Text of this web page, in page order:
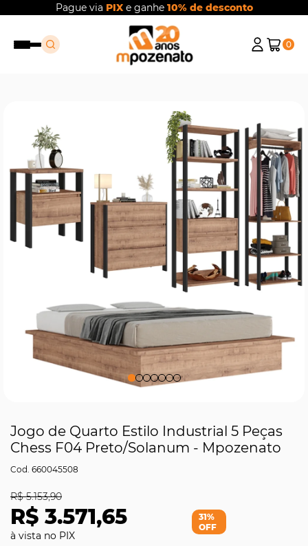
Pague via PIXe ganhe 10% de desconto
0
Jogo de Quarto Estilo Industrial 5 Peças
Chess F04 Preto/Solanum - Mpozenato
660045508
R$ 3.571,65
R$ 5.153,90
31%
OFF